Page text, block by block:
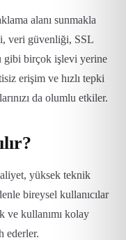
alanı sunmakla
veri güvenliği, SSL
gibi birçok işlevi yerine
erişim ve hızlı tepki
da olumlu etkiler.
yüksek teknik
bireysel kullanıcılar
ve kullanımı kolay
ederler.